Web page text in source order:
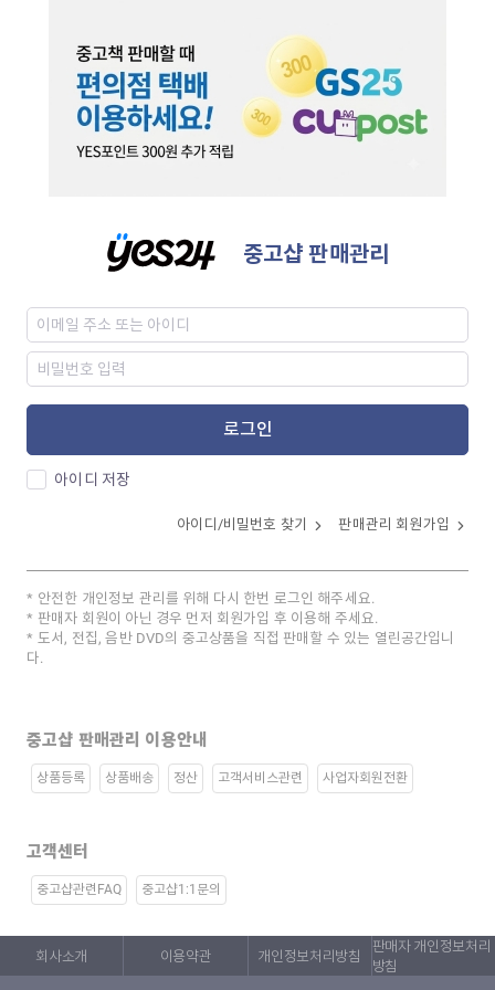
중고샵 판매관리
로그인
아이디 저장
아이디/비밀번호 찾기 판매관리 회원가입
안전한 개인정보 관리를 위해 다시 한번 로그인 해주세요.
판매자 회원이 아닌 경우 먼저 회원가입 후 이용해 주세요.
도서, 전집, 음반 DVD의 중고상품을 직접 판매할 수 있는 열린공간입니
다.
중고샵 판매관리 이용안내
상품등록 상품배송 정산 고객서비스관련 사업자회원전환
고객센터
중고샵관련FAQ 중고샵1:1문의
회사소개 이용약관 개인정보처리방침
판매자 개인정보처리
방침